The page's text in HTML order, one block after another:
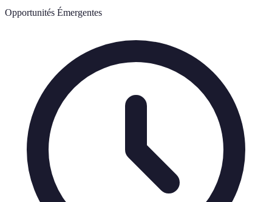
Opportunités Émergentes